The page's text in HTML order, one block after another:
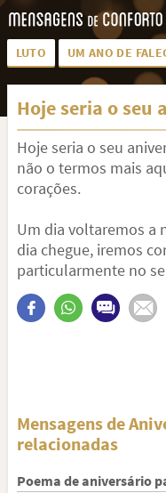
LUTO UM ANO DE
LUTO PARA AMIGA
PÊSAMES PARA AMIGA
MEUS SENTIMENTOS
Hoje seria o
Hoje seria o seu
não o termos mais
corações.
Um dia voltaremos a
dia chegue, iremos
particularmente no
Mensagens de
relacionadas
Poema de aniversário